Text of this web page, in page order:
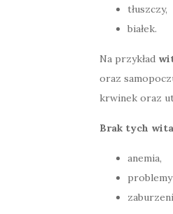
tłuszczy,
białek.
Na przykład
oraz
krwinek oraz
Brak tych
anemia,